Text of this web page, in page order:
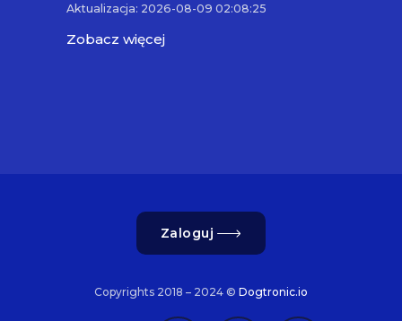
Aktualizacja: 2026-08-09 02:08:25
Zobacz więcej
Zaloguj
Copyrights 2018 – 2024 © Dogtronic.io